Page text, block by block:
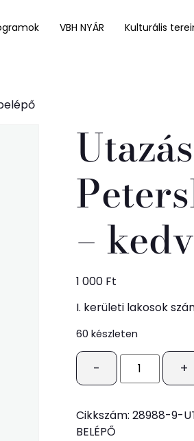
VBH NYÁR Kulturális
–
1 000 Ft
I. kerületi lakosok
60 készleten
- +
Cikkszám: 28988-9-
BELÉPŐ